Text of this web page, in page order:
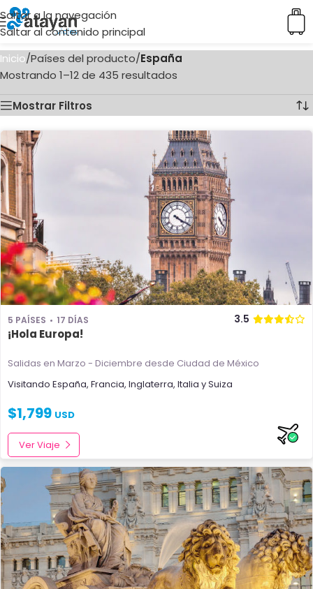
Saltar a la navegación
Saltar al contenido principal
Inicio/Países del producto/España
Mostrando 1–12 de 435 resultados
Mostrar Filtros
5 PAÍSES 17 DÍAS 3.5
¡Hola Europa!
Salidas en Marzo - Diciembre desde Ciudad de México
Visitando España, Francia, Inglaterra, Italia ySuiza
$1,799 USD
Ver Viaje